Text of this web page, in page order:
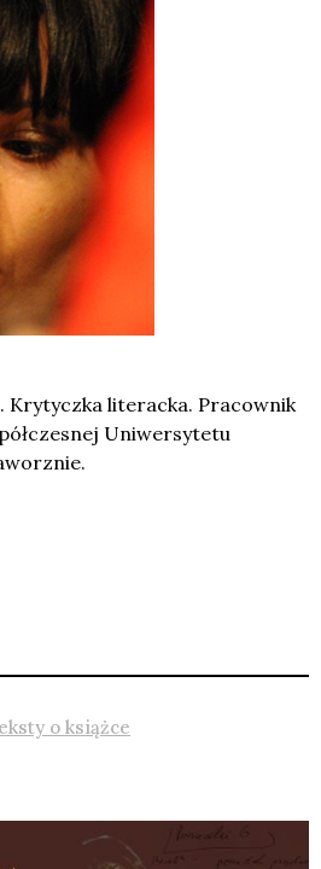
Krytyczka literacka. Pracownik
Uniwersytetu
o książce